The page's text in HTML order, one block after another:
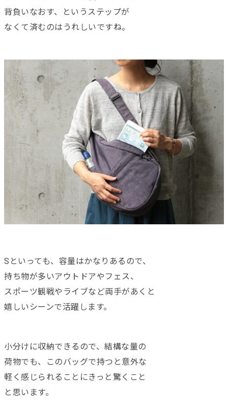
背負いなおす、というステップが
なくて済むのはうれしいですね。
Sといっても、容量はかなりあるので、
持ち物が多いアウトドアやフェス、
スポーツ観戦やライブなど両手があくと
嬉しいシーンで活躍します。
小分けに収納できるので、結構な量の
荷物でも、このバッグで持つと意外な
軽く感じられることにきっと驚くこと
と思います。